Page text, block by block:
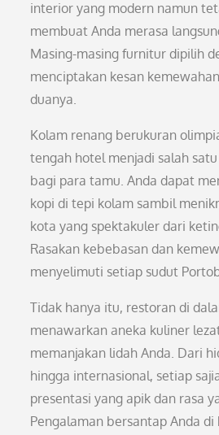
interior yang modern namun
membuat Anda merasa
Masing-masing furnitur dipilih
menciptakan kesan
duanya.
Kolam renang berukuran
tengah hotel menjadi salah
bagi para tamu. Anda dapat
kopi di tepi kolam sambil
kota yang spektakuler dari
Rasakan kebebasan dan
menyelimuti setiap sudut
Tidak hanya itu, restoran di
menawarkan aneka kuliner
memanjakan lidah Anda. Dari
hingga internasional, setiap
presentasi yang apik dan rasa
Pengalaman bersantap Anda